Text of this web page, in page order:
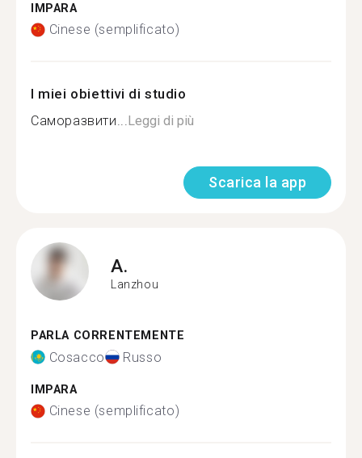
IMPARA
Cinese (semplificato)
I miei obiettivi di studio
Саморазвити...Leggi di più
Scarica la app
A.
Lanzhou
PARLA CORRENTEMENTE
Cosacco Russo
IMPARA
Cinese (semplificato)